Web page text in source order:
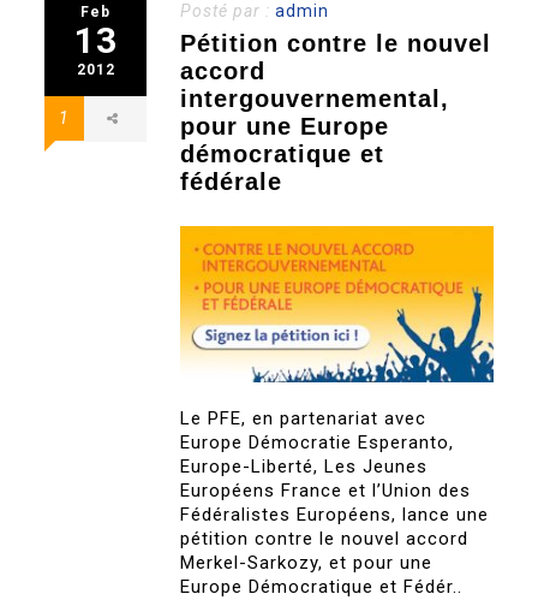
Feb
13
2012
1
Posté par :admin
Pétition contre le nouvel
accord
intergouvernemental,
pour une Europe
démocratique et
fédérale
Le PFE, en partenariat avec
Europe Démocratie Esperanto,
Europe-Liberté, Les Jeunes
Européens France et l’Union des
Fédéralistes Européens, lance une
pétition contre le nouvel accord
Merkel-Sarkozy, et pour une
Europe Démocratique et Fédér..